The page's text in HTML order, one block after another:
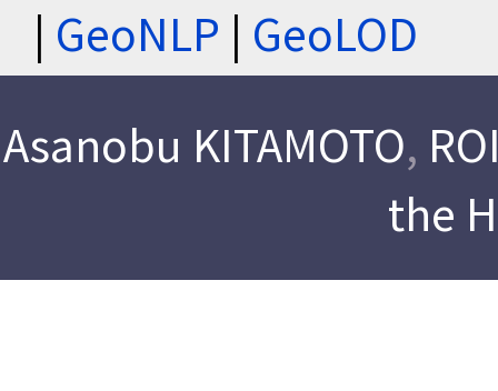
| GeoNLP | GeoLOD
Asanobu KITAMOTO,
the